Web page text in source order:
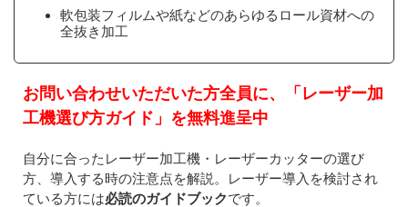
軟包装フィルムや紙などのあらゆるロール資材への
全抜き加工
お問い合わせいただいた方全員に、「レーザー加
工機選び方ガイド」を無料進呈中
自分に合ったレーザー加工機・レーザーカッターの選び
方、導入する時の注意点を解説。レーザー導入を検討され
ている方には必読のガイドブックです。